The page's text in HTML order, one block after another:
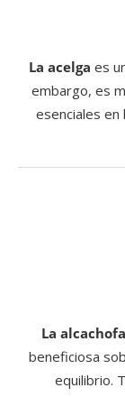
La acelga es
embargo, es
esenciales en
La alcachofa
beneficiosa
equilibrio.